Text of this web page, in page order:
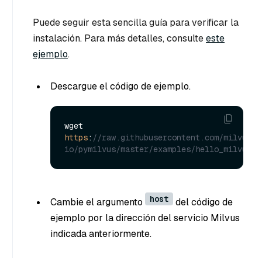
Puede seguir esta sencilla guía para verificar la
instalación. Para más detalles, consulteeste
ejemplo.
Descargue el código de ejemplo.
https: //raw.githubusercontent.com/milvus-
io/pymilvus/master/examples/
Cambie el argumento host
del código de
ejemplo por la dirección del servicio Milvus
indicada anteriormente.